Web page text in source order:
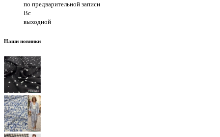
по предварительной записи
Вс
выходной
Наши новинки